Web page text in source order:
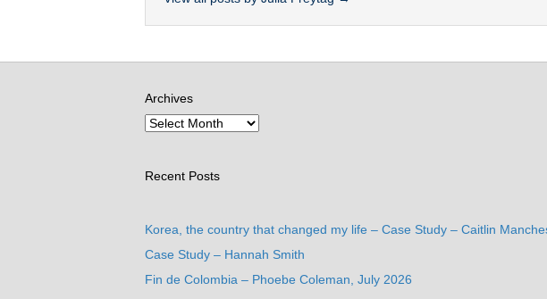
Archives
Recent Posts
Korea, the country that changed my life – Case Study – Caitlin
Case Study – Hannah Smith
Fin de Colombia – Phoebe Coleman, July 2026